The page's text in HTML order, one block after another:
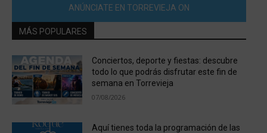
ANÚNCIATE EN TORREVIEJA ON
MÁS POPULARES
Conciertos, deporte y fiestas: descubre
todo lo que podrás disfrutar este fin de
semana en Torrevieja
07/08/2026
Aquí tienes toda la programación de las